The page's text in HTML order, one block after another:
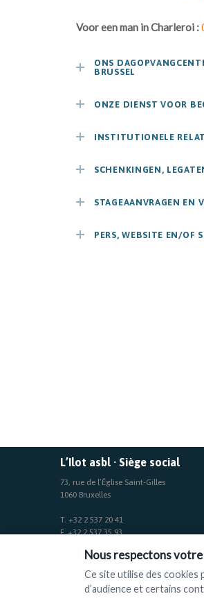
Voor een man in Charleroi :
ONS
BRUSSEL
ONZE DIENST VOOR
INSTITUTIONELE
SCHENKINGEN,
STAGEAANVRAGEN EN
PERS, WEBSITE EN/OF
L’Ilot asbl · Siège social
73, rue de l’Église Saint-Gilles
1060 Bruxelles
T. +32 2 537 20 41
F. +32 2 537 35 93
IBAN BE33 0017 2892 2946
TVA : BE 0409 835 193
Nous respectons
Ce site utilise des
d’audience et certains